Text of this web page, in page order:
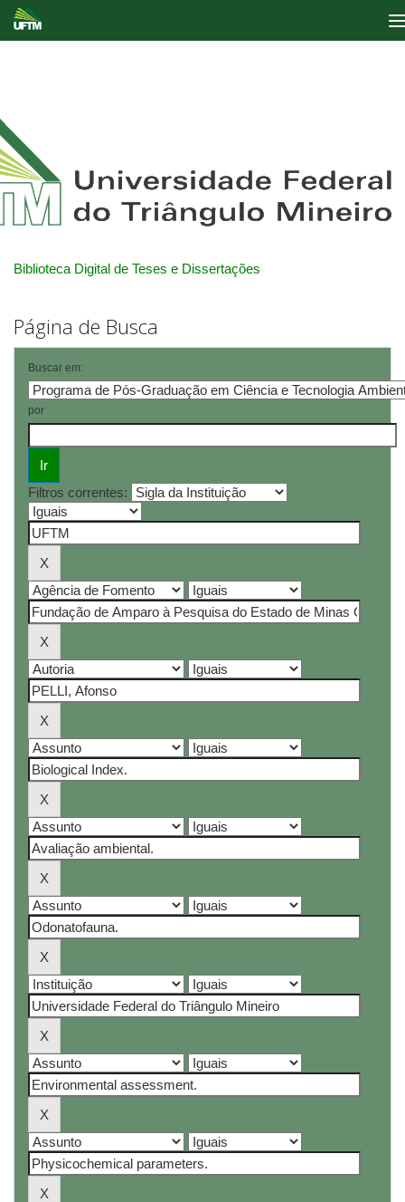
Biblioteca Digital de Teses e Dissertações
Página de Busca
Buscar em:
por
Filtros correntes: